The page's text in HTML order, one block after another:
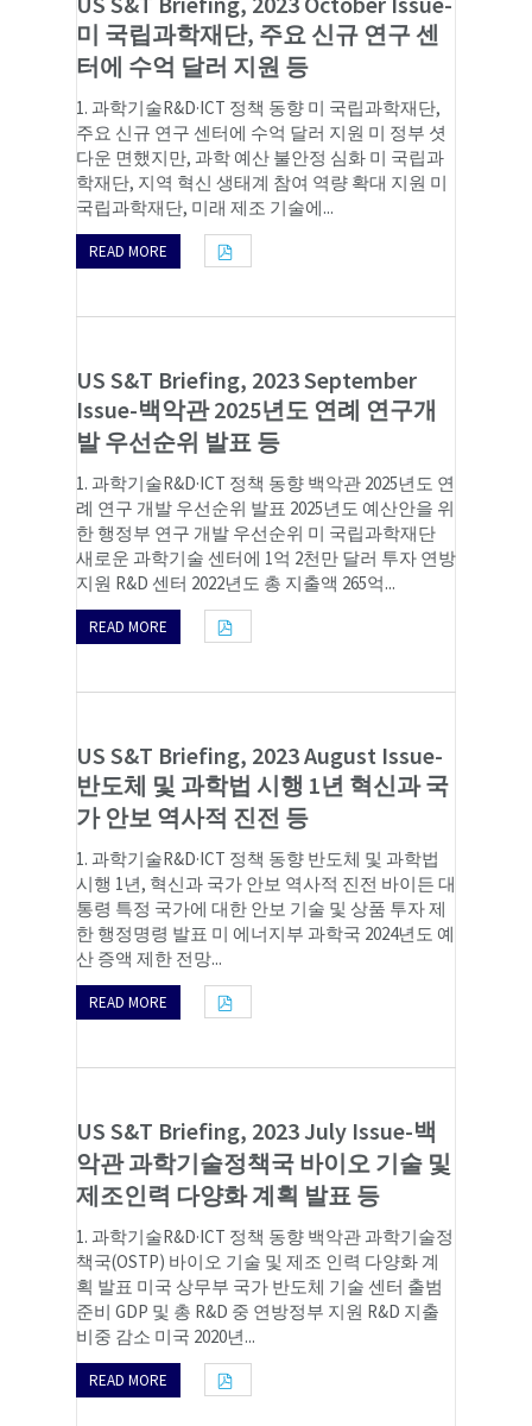
미 국립과학재단, 주요 신규 연구 센
터에 수억 달러 지원 등
1. 과학기술R&D·ICT 정책 동향 미 국립과학재단,
주요 신규 연구 센터에 수억 달러 지원 미 정부 셧
다운 면했지만, 과학 예산 불안정 심화 미 국립과
학재단, 지역 혁신 생태계 참여 역량 확대 지원 미
국립과학재단, 미래 제조 기술에...
READ MORE
US S&T Briefing, 2023 September
Issue-백악관 2025년도 연례 연구개
발 우선순위 발표 등
1. 과학기술R&D·ICT 정책 동향 백악관 2025년도 연
례 연구 개발 우선순위 발표 2025년도 예산안을 위
한 행정부 연구 개발 우선순위 미 국립과학재단
새로운 과학기술 센터에 1억 2천만 달러 투자 연방
지원 R&D 센터 2022년도 총 지출액 265억...
READ MORE
US S&T Briefing, 2023 August Issue-
반도체 및 과학법 시행 1년 혁신과 국
가 안보 역사적 진전 등
1. 과학기술R&D·ICT 정책 동향 반도체 및 과학법
시행 1년, 혁신과 국가 안보 역사적 진전 바이든 대
통령 특정 국가에 대한 안보 기술 및 상품 투자 제
한 행정명령 발표 미 에너지부 과학국 2024년도 예
산 증액 제한 전망...
READ MORE
US S&T Briefing, 2023 July Issue-백
악관 과학기술정책국 바이오 기술 및
제조인력 다양화 계획 발표 등
1. 과학기술R&D·ICT 정책 동향 백악관 과학기술정
책국(OSTP) 바이오 기술 및 제조 인력 다양화 계
획 발표 미국 상무부 국가 반도체 기술 센터 출범
준비 GDP 및 총 R&D 중 연방정부 지원 R&D 지출
비중 감소 미국 2020년...
READ MORE